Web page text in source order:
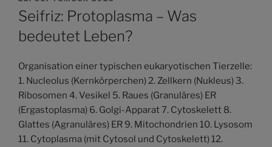
AM
Seifriz: Protoplasma – Was
bedeutet Leben?
Organisation einer typischen eukaryotischen Tierzelle:
1. Nucleolus (Kernkörperchen) 2. Zellkern (Nukleus) 3.
Ribosomen 4. Vesikel 5. Raues (Granuläres) ER
(Ergastoplasma) 6. Golgi-Apparat 7. Cytoskelett 8.
Glattes (Agranuläres) ER 9. Mitochondrien 10. Lysosom
11. Cytoplasma (mit Cytosol und Cytoskelett) 12.